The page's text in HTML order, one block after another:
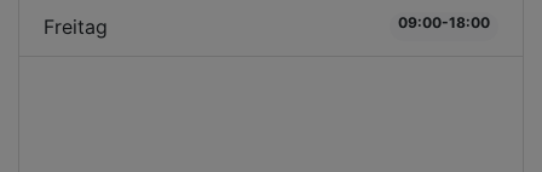
Freitag 09:00-18:00